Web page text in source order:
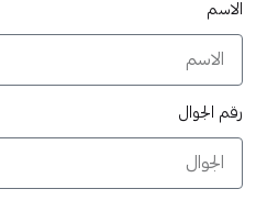
تدريب أكبر عدد تريده من
الاسم
رقم الجوال